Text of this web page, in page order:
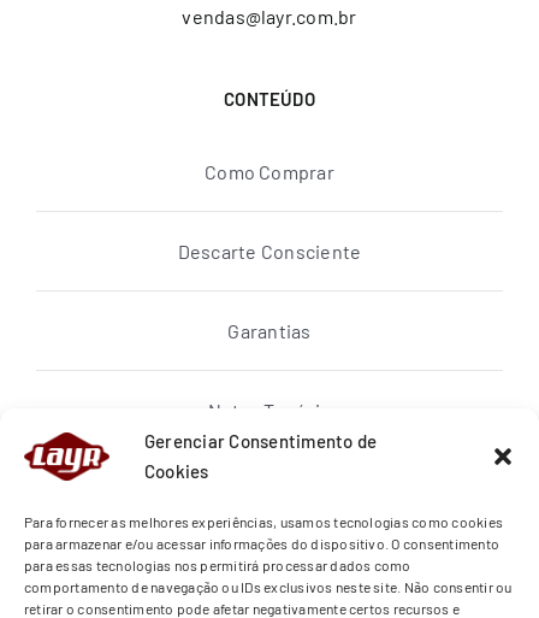
Gerenciar Consentimento de
Cookies
Para fornecer as melhores experiências, usamos tecnologias como cookies
para armazenar e/ou acessar informações do dispositivo. O consentimento
para essas tecnologias nos permitirá processar dados como
comportamento de navegação ou IDs exclusivos neste site. Não consentir ou
retirar o consentimento pode afetar negativamente certos recursos e
vendas@layr.com.br
CONTEÚDO
Como Comprar
Descarte Consciente
Garantias
Notas Topázio
Quem Somos